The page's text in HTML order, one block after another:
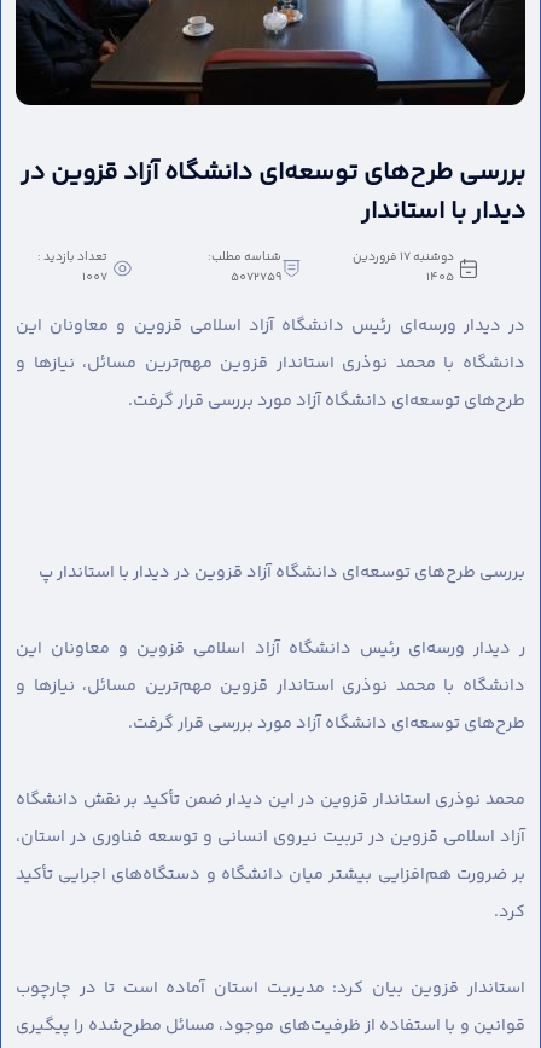
بررسی طرح‌های توسعه‌ای دانشگاه آزاد قزوین در
دیدار با استاندار
دوشنبه 17 فروردین
1405
شناسه مطلب:
5072759
تعداد بازدید :
1007
در دیدار ورسه‌ای رئیس دانشگاه آزاد اسلامی قزوین و معاونان این
دانشگاه با محمد نوذری استاندار قزوین مهم‌ترین مسائل، نیازها و
طرح‌های توسعه‌ای دانشگاه آزاد مورد بررسی قرار گرفت.
بررسی طرح‌های توسعه‌ای دانشگاه آزاد قزوین در دیدار با استاندار پ
ر دیدار ورسه‌ای رئیس دانشگاه آزاد اسلامی قزوین و معاونان این
دانشگاه با محمد نوذری استاندار قزوین مهم‌ترین مسائل، نیازها و
طرح‌های توسعه‌ای دانشگاه آزاد مورد بررسی قرار گرفت.
محمد نوذری استاندار قزوین در این دیدار ضمن تأکید بر نقش دانشگاه
آزاد اسلامی قزوین در تربیت نیروی انسانی و توسعه فناوری در استان،
بر ضرورت هم‌افزایی بیشتر میان دانشگاه و دستگاه‌های اجرایی تأکید
کرد.
استاندار قزوین بیان کرد: مدیریت استان آماده است تا در چارچوب
قوانین و با استفاده از ظرفیت‌های موجود، مسائل مطرح‌شده را پیگیری